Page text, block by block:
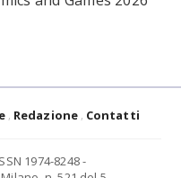
Redazione Contatti
1974-8248 -